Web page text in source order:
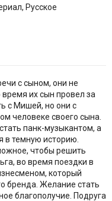
Русское
с сыном, они не
их сын провел за
с Мишей, но они с
человеке своего сына.
панк-музыкантом, а
в темную историю.
чтобы решить
во время поездки в
который
бренда. Желание стать
благополучие. Подруга